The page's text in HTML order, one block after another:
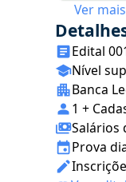
Ver
Edital
Nível
Banca
1 +
Salários
Prova